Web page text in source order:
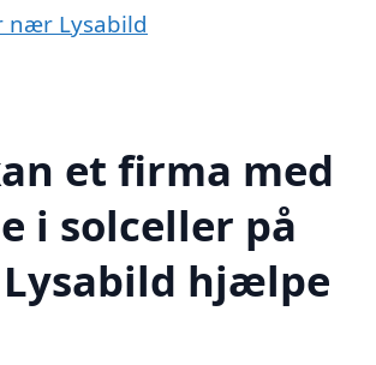
nær Lysabild
et firma med
i solceller på
hjælpe